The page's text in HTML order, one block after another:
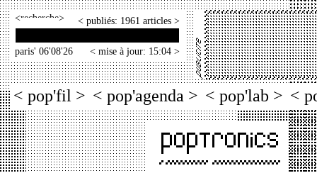
< > < publiés: 1961 articles >
paris' 06'08'26 < mise à jour: 15:04 >
< pop'fil > < pop'agenda > < pop'lab > <